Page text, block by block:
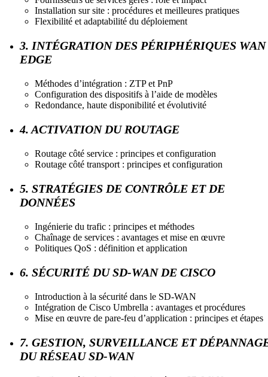
Installation sur site : procédures et meilleures pratiques
Flexibilité et adaptabilité du déploiement
3. INTÉGRATION DES PÉRIPHÉRIQUES WAN
EDGE
Méthodes d’intégration : ZTP et PnP
Configuration des dispositifs à l’aide de modèles
Redondance, haute disponibilité et évolutivité
4. ACTIVATION DU ROUTAGE
Routage côté service : principes et configuration
Routage côté transport : principes et configuration
5. STRATÉGIES DE CONTRÔLE ET DE
DONNÉES
Ingénierie du trafic : principes et méthodes
Chaînage de services : avantages et mise en œuvre
Politiques QoS : définition et application
6. SÉCURITÉ DU SD-WAN DE CISCO
Introduction à la sécurité dans le SD-WAN
Intégration de Cisco Umbrella : avantages et procédures
Mise en œuvre de pare-feu d’application : principes et étapes
7. GESTION, SURVEILLANCE ET
DU RÉSEAU SD-WAN